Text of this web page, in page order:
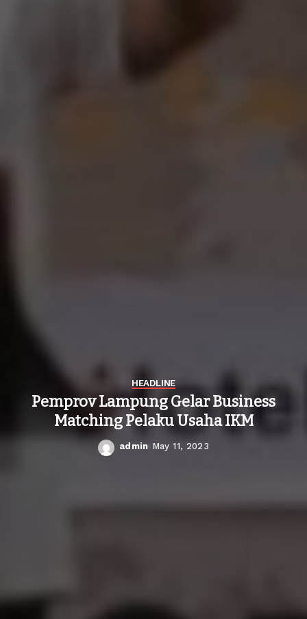
HEADLINE
Pemprov Lampung Gelar Business
Matching Pelaku Usaha IKM
Posted
admin May 11, 2023